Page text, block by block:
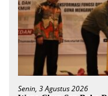
Senin, 3 Agustus 2026